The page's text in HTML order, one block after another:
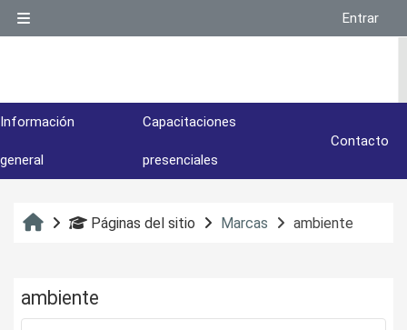
Entrar
Información
general
Capacitaciones
presenciales
Contacto
InicioPáginas del sitio Marcas ambiente
ambiente